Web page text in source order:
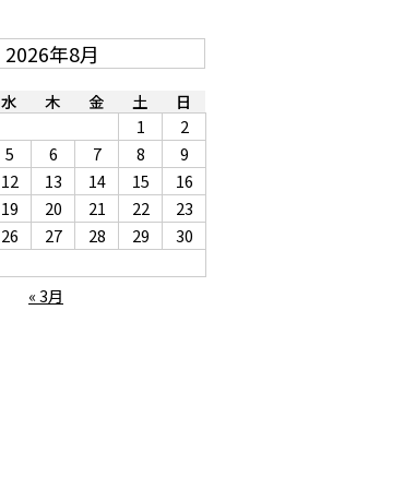
2026年8月
水 木 金 土
日
1
2
5 6 7 8
9
12 13 14 15
16
19 20 21 22
23
26 27 28 29
30
« 3月